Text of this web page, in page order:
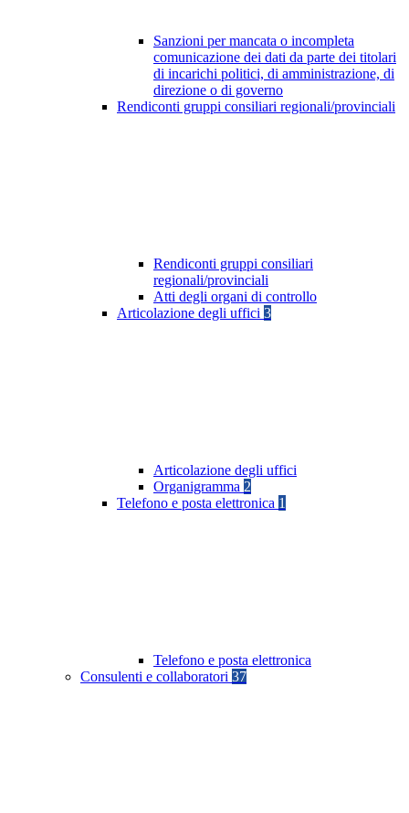
Sanzioni per mancata o incompleta
comunicazione dei dati da parte dei titolari
di incarichi politici, di amministrazione, di
direzione o di governo
Rendiconti gruppi consiliari regionali/provinciali
Rendiconti gruppi consiliari
regionali/provinciali
Atti degli organi di controllo
Articolazione degli uffici 3
Articolazione degli uffici
Organigramma 2
Telefono e posta elettronica 1
Telefono e posta elettronica
Consulenti e collaboratori 37